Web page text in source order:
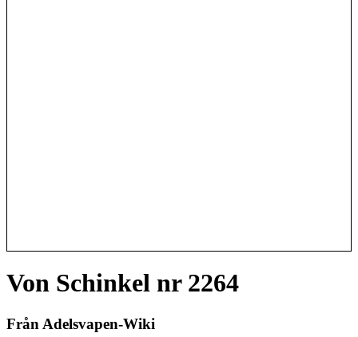
Von Schinkel nr 2264
Från Adelsvapen-Wiki